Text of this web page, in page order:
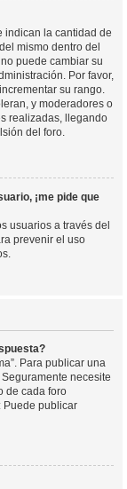
indican la cantidad de
mismo dentro del
puede cambiar su
Por favor,
su rango.
y moderadores o
realizadas, llegando
del foro.
¡me pide que
usuarios a través del
prevenir el uso
Para publicar una
necesite
de cada foro
Puede publicar